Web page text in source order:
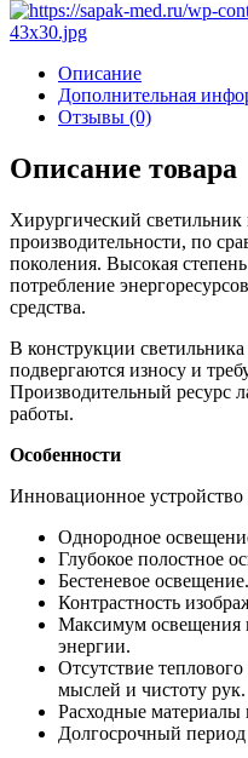
Описание
Дополнительная
Отзывы (0)
Описание товара
Хирургический
производительности, по
поколения. Высокая
потребление
средства.
В конструкции
подвергаются износу и
Производительный ресурс
работы.
Особенности
Инновационное устройство
Однородное
Глубокое полостное
Бестеневое освещение.
Контрастность
Максимум освещения
энергии.
Отсутствие
мыслей и чистоту рук.
Расходные материалы
Долгосрочный период